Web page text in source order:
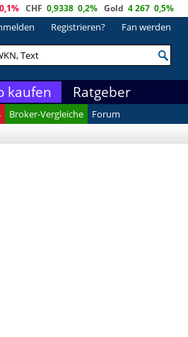
CHF 0,9338 0,2% Gold 4 267 0,5%
Registrieren? Fan werden
kaufen Ratgeber
Broker-Vergleiche
Forum